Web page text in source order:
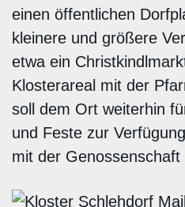
einen öffentlichen
kleinere und größere
etwa ein
Klosterareal mit der
soll dem Ort weiterhin
und Feste zur
mit der